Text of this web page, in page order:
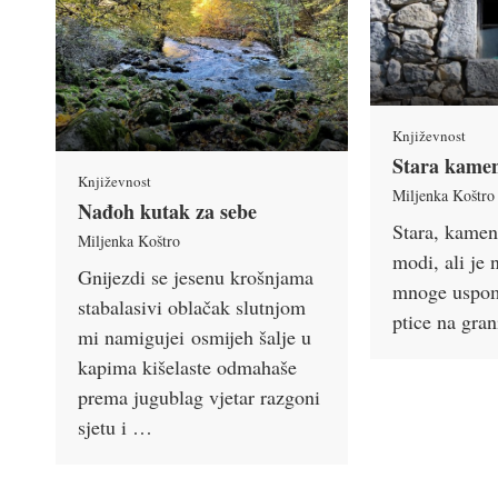
Književnost
Stara
Miljenka Koštro
Stara,
modi, ali je
mnoge
ptice na
Književnost
Nađoh kutak za sebe
Miljenka Koštro
Gnijezdi se jesenu krošnjama
stabalasivi oblačak slutnjom
mi namigujei osmijeh šalje u
kapima kišelaste odmahaše
prema jugublag vjetar razgoni
sjetu i …